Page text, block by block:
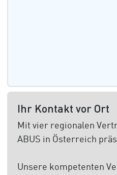
Ihr Kontakt vor Ort
Mit vier regionalen
ABUS in Österreich
Unsere kompetenten